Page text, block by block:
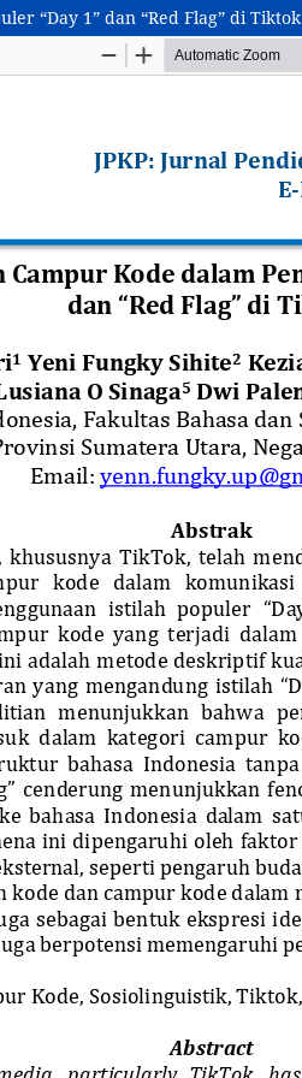
“Day 1” dan “Red Flag” di Tiktok